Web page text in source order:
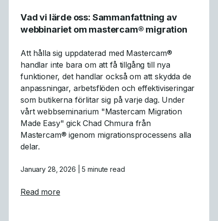
Vad vi lärde oss: Sammanfattning av
webbinariet om mastercam® migration
Att hålla sig uppdaterad med Mastercam®
handlar inte bara om att få tillgång till nya
funktioner, det handlar också om att skydda de
anpassningar, arbetsflöden och effektiviseringar
som butikerna förlitar sig på varje dag. Under
vårt webbseminarium "Mastercam Migration
Made Easy" gick Chad Chmura från
Mastercam® igenom migrationsprocessens alla
delar.
January 28, 2026 | 5 minute read
Read moreabout Vad vi lärde oss: Sammanfattning